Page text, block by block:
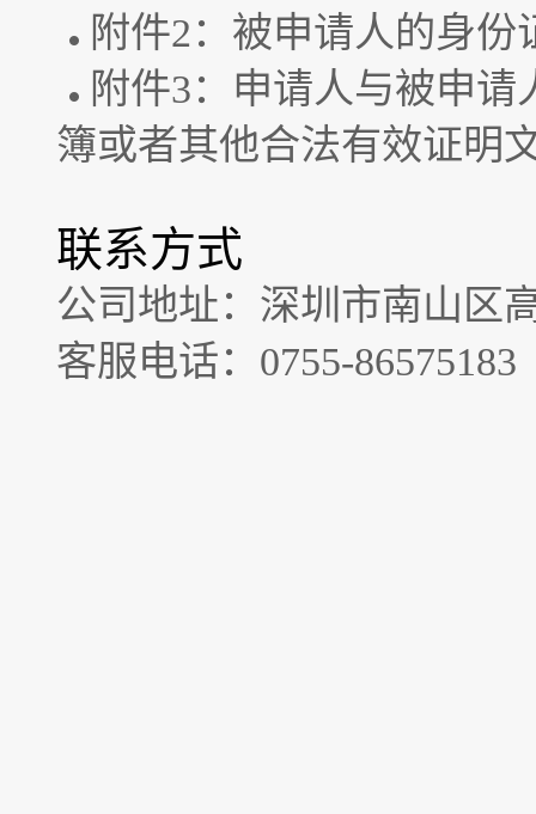
附件2：被申请人的身份
附件3：申请人与被申
簿或者其他合法有效证明
联系方式
公司地址：深圳市南山区
客服电话：0755-86575183